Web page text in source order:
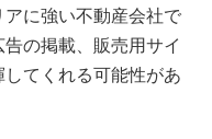
に強い不動産会社で
の掲載、販売用サイ
してくれる可能性があ